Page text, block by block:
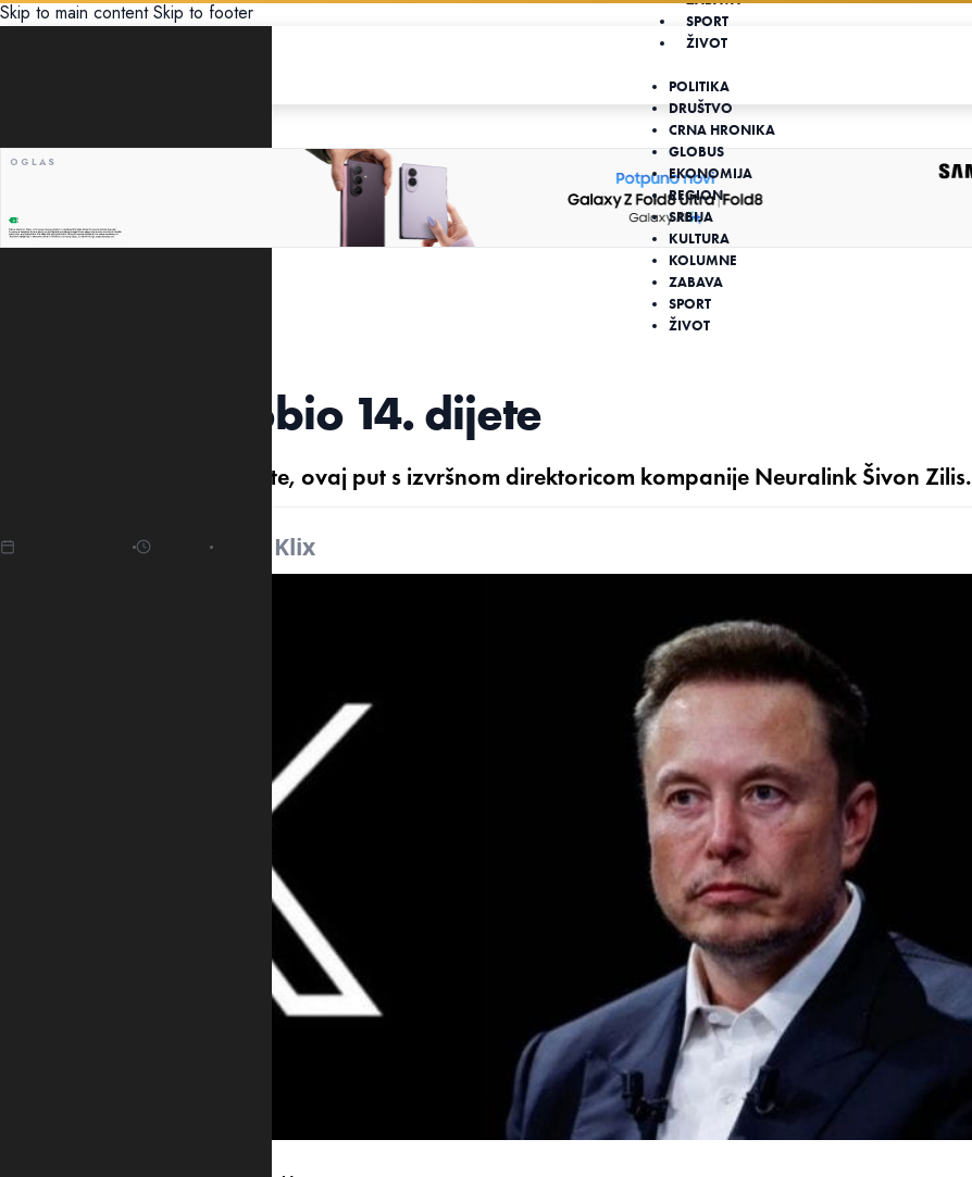
Skip to main content Skip to footer
SPORT
ŽIVOT
POLITIKA
DRUŠTVO
CRNA HRONIKA
GLOBUS
EKONOMIJA
REGION
SRBIJA
KULTURA
KOLUMNE
ZABAVA
SPORT
ŽIVOT
Ilon Mask dobio 14. dijete
Ilon Mask dobio je 14. dijete, ovaj put s izvršnom direktoricom kompanije Neuralink Šivon Zilis.
Klix